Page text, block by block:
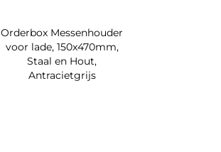
Orderbox Messenhouder
voor lade, 150x470mm,
Staal en Hout,
Antracietgrijs